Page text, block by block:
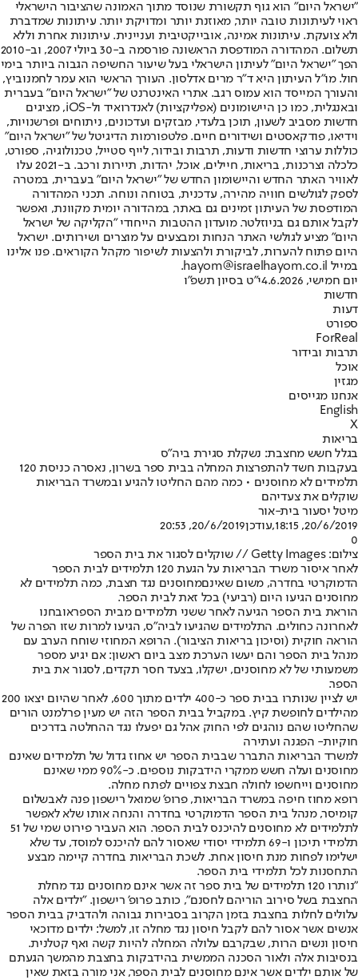
"ישראל היום" הוא גוף תקשורת שנוסד מתוך האמונה שהציבור הישראלי
ראוי לעיתונות טובה יותר, מאוזנת יותר ומדויקת יותר. עיתונות שמדברת
ולא צועקת. עיתונות אמינה, אובייקטיבית ועניינית. עיתונות אחרת וללא
תשלום. המהדורה המודפסת הראשונה פורסמה ב-30 ביולי 2007, וב-2010
הפך "ישראל היום" לעיתון הישראלי בעל שיעור החשיפה הגבוה ביותר בימי
חול. מו"ל העיתון היא ד"ר מרים אדלסון. העורך הראשי הוא עמר לחמנוביץ,
והעורך המייסד הוא עמוס רגב. אתרי האינטרנט של "ישראל היום" בעברית
ובאנגלית, כמו כן היישומונים (אפליקציות) לאנדרואיד ול-iOS, מציגים
חדשות מסביב לשעון, תוכן בלעדי, מבזקים ועדכונים, ניתוחים ופרשנויות,
וידיאו, פודקאסטים ושידורים חיים. פלטפורמות הדיגיטל של "ישראל היום"
כוללות ערוצי חדשות ודעות, תרבות ובידור, לייף סטייל, טכנולוגיה, ספורט,
כלכלה וצרכנות, בריאות, חיילים, אוכל, יהדות, תיירות ורכב. ב-2021 עלו
לאוויר האתר החדש והיישומון החדש של "ישראל היום" בעברית, במטרה
לספק לגולשים חוויה מהירה, עדכנית, בטוחה ונוחה. תכני המהדורה
המודפסת של העיתון זמינים גם באתר, במהדורה יומית מקוונת, ואפשר
לקבל אותם גם בניוזלטר. מועדון ההטבות הייחודי "הקליקה של ישראל
היום" מציע לגולשי האתר הנחות ומבצעים על מוצרים ושירותים. ישראל
היום פתוח להערות, לביקורת ולהצעות לשיפור מקהל הקוראים. פנו אלינו
במייל hayom@israelhayom.co.il.
יום חמישי, 4.6.2026
י"ט בסיון תשפ"ו
חדשות
דעות
ספורט
ForReal
תרבות ובידור
אוכל
מגזין
אנחנו מגייסים
English
X
בריאות
בגלל חשש מחצבת: נשקלת סגירת ביה"ס
בעקבות חשד להתפרצות המחלה בבית ספר בשרון, נאסרה כניסת 120
תלמידים לא מחוסנים • כמה מהם החליטו להגיע ובמשרד הבריאות
שוקלים את צעדיהם
מיטל יסעור בית-אור
20/6/2019, 18:15
,עודכן20/6/2019, 20:53
0
צילום: Getty Images // שוקלים לסגור את בית הספר
לאחר איסור משרד הבריאות על הגעת 120 תלמידים לבית הספר
הדמוקרטי בחדרה, משום שאינםמחוסנים נגד חצבת, כמה תלמידים לא
מחוסנים הגיעו היום (רביעי) בכל זאת לבית הספר.
הוראת בית הספר הגיעה לאחר ששני תלמידים מבית הספראובחנו
לאחרונה כחולים. התלמידים שהגיעו לביה"ס, הגיעו למרות שזו הפרה של
הוראה חוקית (וסיכון בריאות הציבור). הרופא המחוזי שוחח הערב עם
מנהל בית הספר והם יעשו הערכת מצב ביום ראשון: אם יגיע מספר
משמעותי של לא מחוסנים, ישקלו, בצעד חסר תקדים, לסגור את בית
הספר.
יש לציין שנותרו בבית ספר כ-400 ילדים מתוך 600, לאחר שהיום יצאו 200
מהילדים לחופשת קיץ. במקביל בבית הספר הזה יש מעין פרלמנט הורים
שהחליטו שהם נוהגים לפי החוק אהל גם יפעלו נגד ההחלטה בדרכים
חוקיות- הפגנה ועתירה
למשרד הבריאות התברר שבבית הספר יש אחוז גדול של תלמידים שאינם
מחוסנים ועלה חשש ממקרי הידבקות נוספים. כ-90% ממי שאינם
מחוסנים וייחשפו לחולה חבצת צפויים לפתח מחלה.
רופא מחוז חיפה במשרד הבריאות, פרופ' שמואל רישפון פנה לאבשלום
קומיסר, מנהל בית הספר הדמוקרטי בחדרה והנחה אותו שלא לאפשר
לתלמידים לא מחוסנים להיכנס לבית הספר. הוא העביר פירוט שמי של 51
תלמידי תיכון ו-69 תלמידי יסודי שאסור להם להיכנס למוסד, עד שלא
ישלימו לפחות מנת חיסון אחת. לשכת הבריאות בחדרה קיימה מבצע
התחסנות לכל תלמידי בית הספר.
"נותרו 120 תלמידים של בית ספר זה אשר אינם מחוסנים נגד מחלת
החצבת בשל סירוב הוריהם לחסנם", כותב פרופ' רישפון. "ילדים אלה
עלולים לחלות בחצבת בזמן הקרוב בסבירות גבוהה ולהדביק בבית הספר
אנשים אשר אסור להם לקבל חיסון נגד מחלה זו, למשל: ילדים מדוכאי
חיסון ונשים הרות, שבקרבם עלולה המחלה להיות קשה ואף קטלנית.
בנסיבות אלה ולאור הסכנה הממשית בהידבקות בחצבת מהמשך הגעתם
של אותם ילדים אשר אינם מחוסנים לבית הספר, אני מורה בזאת שאין